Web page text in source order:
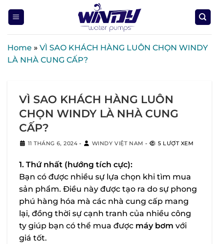
Home » VÌ SAO KHÁCH HÀNG LUÔN CHỌN WINDY
LÀ NHÀ CUNG CẤP?
VÌ SAO KHÁCH HÀNG LUÔN
CHỌN WINDY LÀ NHÀ CUNG
CẤP?
11 THÁNG 6, 2024- WINDY VIỆT NAM - 5 LƯỢT XEM
1. Thứ nhất (hướng tích cực):
Bạn có được nhiều sự lựa chọn khi tìm mua
sản phẩm. Điều này được tạo ra do sự phong
phú hàng hóa mà các nhà cung cấp mang
lại, đồng thời sự cạnh tranh của nhiều công
ty giúp bạn có thể mua được máy bơm với
giá tốt.